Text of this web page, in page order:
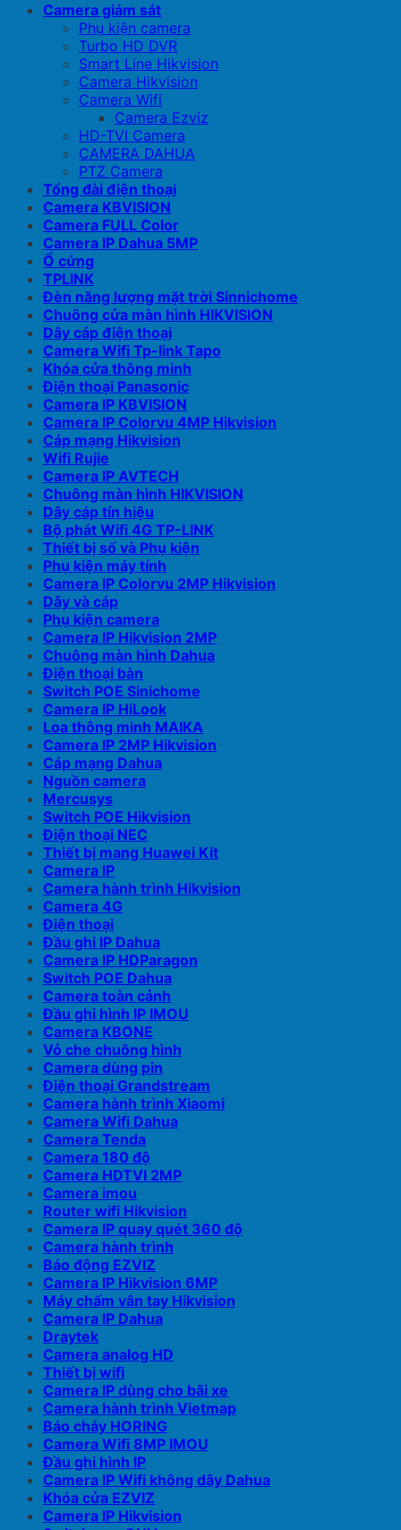
Camera giám sát
Phụ kiện camera
Turbo HD DVR
Smart Line Hikvision
Camera Hikvision
Camera Wifi
Camera Ezviz
HD-TVI Camera
CAMERA DAHUA
PTZ Camera
Tổng đài điện thoại
Camera KBVISION
Camera FULL Color
Camera IP Dahua 5MP
Ổ cứng
TPLINK
Đèn năng lượng mặt trời Sinnichome
Chuông cửa màn hình HIKVISION
Dây cáp điện thoại
Camera Wifi Tp-link Tapo
Khóa cửa thông minh
Điện thoại Panasonic
Camera IP KBVISION
Camera IP Colorvu 4MP Hikvision
Cáp mạng Hikvision
Wifi Rujie
Camera IP AVTECH
Chuông màn hình HIKVISION
Dây cáp tín hiệu
Bộ phát Wifi 4G TP-LINK
Thiết bị số và Phụ kiện
Phụ kiện máy tính
Camera IP Colorvu 2MP Hikvision
Dây và cáp
Phụ kiện camera
Camera IP Hikvision 2MP
Chuông màn hình Dahua
Điện thoại bàn
Switch POE Sinichome
Camera IP HiLook
Loa thông minh MAIKA
Camera IP 2MP Hikvision
Cáp mạng Dahua
Nguồn camera
Mercusys
Switch POE Hikvision
Điện thoại NEC
Thiết bị mang Huawei Kit
Camera IP
Camera hành trình Hikvision
Camera 4G
Điện thoại
Đầu ghi IP Dahua
Camera IP HDParagon
Switch POE Dahua
Camera toàn cảnh
Đầu ghi hình IP IMOU
Camera KBONE
Vỏ che chuông hình
Camera dùng pin
Điện thoại Grandstream
Camera hành trình Xiaomi
Camera Wifi Dahua
Camera Tenda
Camera 180 độ
Camera HDTVI 2MP
Camera imou
Router wifi Hikvision
Camera IP quay quét 360 độ
Camera hành trình
Báo động EZVIZ
Camera IP Hikvision 6MP
Máy chấm vân tay Hikvision
Camera IP Dahua
Draytek
Camera analog HD
Thiết bị wifi
Camera IP dùng cho bãi xe
Camera hành trình Vietmap
Báo cháy HORING
Camera Wifi 8MP IMOU
Đầu ghi hình IP
Camera IP Wifi không dây Dahua
Khóa cửa EZVIZ
Camera IP Hikvision